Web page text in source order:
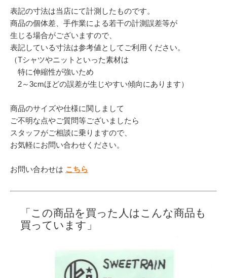
表記の寸法は当店にて計測したものです。
商品の個体差、手作業による若干の計測誤差等が
生じる場合がございますので、
表記している寸法は参考値としてご利用ください。
（Tシャツやニットといった素材は
特に伸縮性が強いため
2～3cmほどの誤差が生じやすい傾向にあります）
商品のサイズや仕様に関しまして
ご不明な点やご質問等ございましたら
スタッフがご相談に乗りますので、
お気軽にお問い合わせください。
お問い合わせは こちら
「この商品を買った人はこんな商品も
買っています」